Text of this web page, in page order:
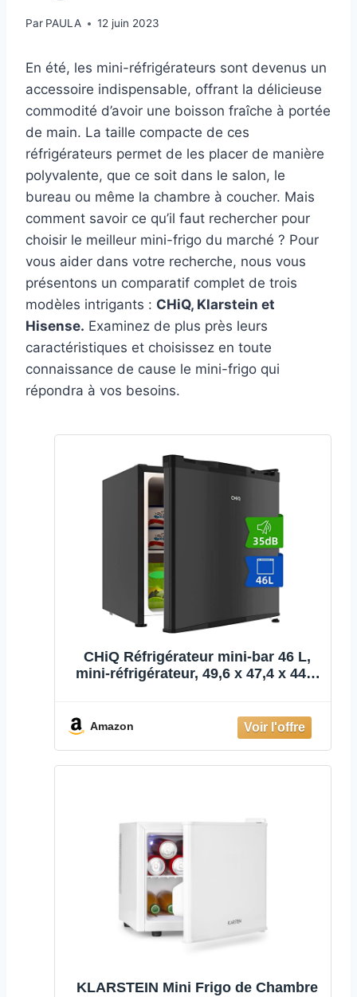
Par PAULA 12 juin 2023
En été, les mini-réfrigérateurs sont devenus un
accessoire indispensable, offrant la délicieuse
commodité d’avoir une boisson fraîche à portée
de main. La taille compacte de ces
réfrigérateurs permet de les placer de manière
polyvalente, que ce soit dans le salon, le
bureau ou même la chambre à coucher. Mais
comment savoir ce qu’il faut rechercher pour
choisir le meilleur mini-frigo du marché ? Pour
vous aider dans votre recherche, nous vous
présentons un comparatif complet de trois
modèles intrigants : CHiQ, Klarstein et
Hisense. Examinez de plus près leurs
caractéristiques et choisissez en toute
connaissance de cause le mini-frigo qui
répondra à vos besoins.
CHiQ Réfrigérateur mini-bar 46 L,
mini-réfrigérateur, 49,6 x 47,4 x 44,7
silencieux 35 dB, garantie du
compresseur de 12 ans
Amazon
KLARSTEIN Mini Frigo de Chambre